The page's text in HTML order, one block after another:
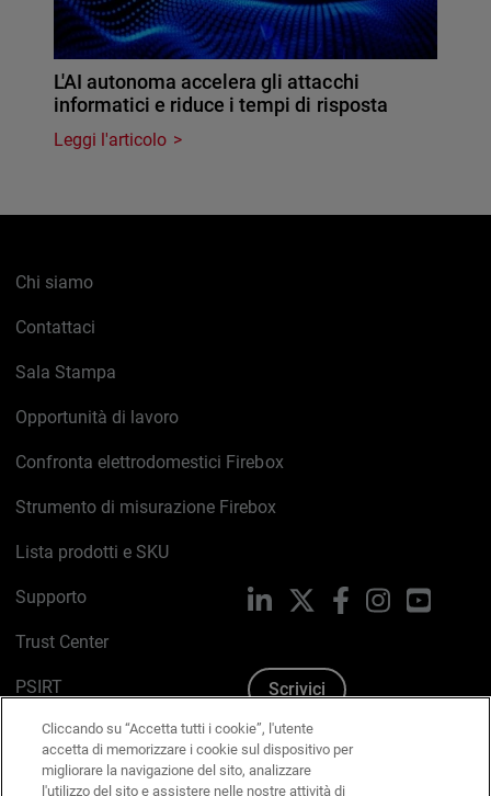
L'AI autonoma accelera gli attacchi
informatici e riduce i tempi di risposta
Leggi l'articolo
Chi siamo
Contattaci
Sala Stampa
Opportunità di lavoro
Confronta elettrodomestici Firebox
Strumento di misurazione Firebox
Lista prodotti e SKU
Supporto
Trust Center
PSIRT
Politica sui cookie
Informativa sulla privacy
LinkedIn FacebookInstagram
Scrivici
Cliccando su “Accetta tutti i cookie”, l'utente
accetta di memorizzare i cookie sul dispositivo per
migliorare la navigazione del sito, analizzare
l'utilizzo del sito e assistere nelle nostre attività di